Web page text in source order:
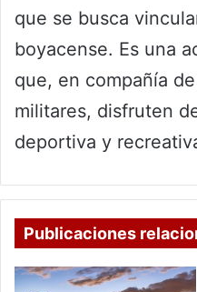
que se busca
boyacense. Es una
que, en compañía
militares, disfruten
deportiva y
Publicaciones